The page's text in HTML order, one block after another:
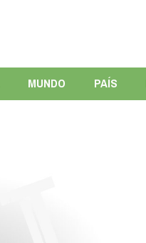
MUNDO PAÍS